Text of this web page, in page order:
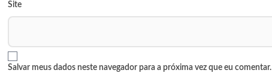
Site
Salvar meus dados neste navegador para a próxima vez que eu comentar.